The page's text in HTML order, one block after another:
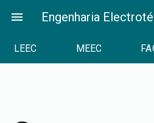
menu Engenharia
LEEC MEEC